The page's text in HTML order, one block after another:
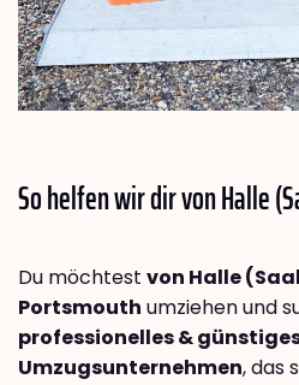
So helfen wir dir von Halle
Du möchtest von Halle
Portsmouth umziehen und
professionelles &
Umzugsunternehmen, das